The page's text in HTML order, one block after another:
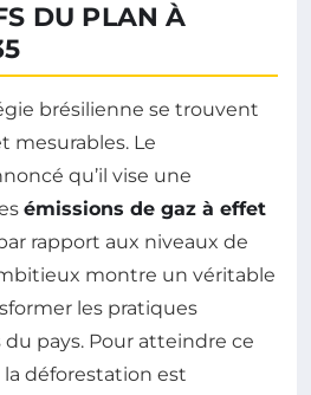
DU PLAN À
brésilienne se trouvent
mesurables. Le
qu’il vise une
émissions de gaz à effet
rapport aux niveaux de
montre un véritable
les pratiques
pays. Pour atteindre ce
déforestation est